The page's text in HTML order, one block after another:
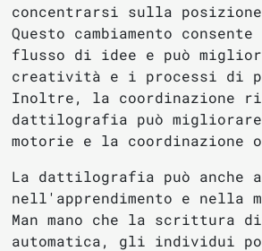
concentrarsi sulla
Questo cambiamento
flusso di idee e può
creatività e i processi di
Inoltre, la coordinazione
dattilografia può
motorie e la coordinazione
La dattilografia può anche
nell'apprendimento e nella
Man mano che la scrittura
automatica, gli individui